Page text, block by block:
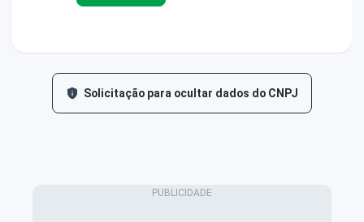
Solicitação para ocultar dados do CNPJ